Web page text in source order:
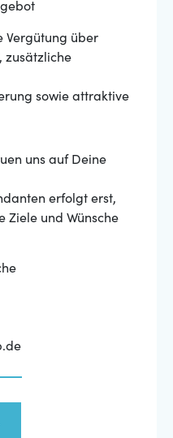
Vergütung über
zusätzliche
sowie attraktive
uns auf Deine
erfolgt erst,
Ziele und Wünsche